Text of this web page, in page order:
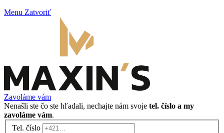
Menu Zatvoriť
Zavoláme vám
Nenašli ste čo ste hľadali, nechajte nám svoje tel. číslo a my
zavoláme vám.
Tel. číslo